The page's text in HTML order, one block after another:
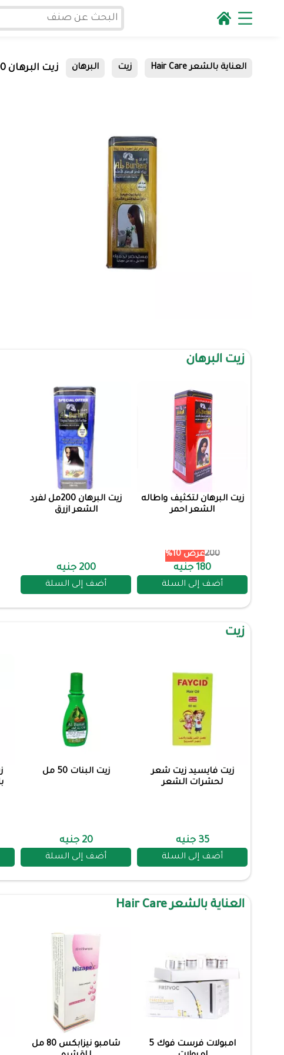
العناية بالشعر Hair Care زيت البرهان زيت البرهان 200مل لتساقط الشعر الشعر اصفر
زيت البرهان
زيت البرهان لتكثيف واطاله
الشعر احمر
200عرض 10%
180 جنيه
أضف إلى السلة
زيت البرهان 200مل لفرد
الشعر ازرق
200 جنيه
أضف إلى السلة
زيت
زيت فايسيد زيت شعر
لحشرات الشعر
35 جنيه
أضف إلى السلة
زيت البنات 50 مل
20 جنيه
أضف إلى السلة
العناية بالشعر Hair Care
امبولات فرست فوك 5
شامبو نيزابكس 80 مل